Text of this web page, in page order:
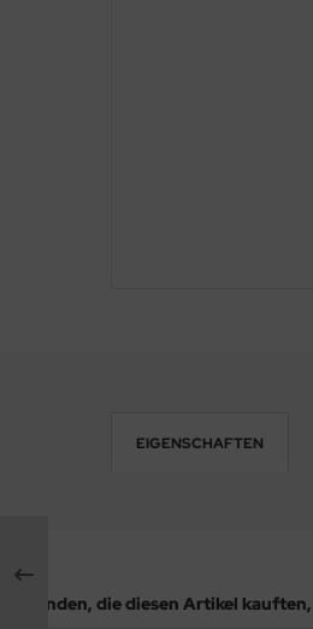
EIGENSCHAFTEN
Kunden, die diesen Artikel